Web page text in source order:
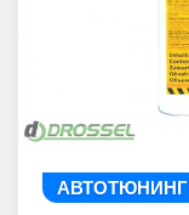
АВТОТЮНИНГ